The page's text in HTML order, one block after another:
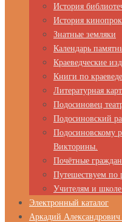
История
История
Знатные земляки
Календарь
Краеведческие
Книги по
Литературная
Подосиновец
Подосиновский
Подосиновскому
Викторины.
Почётные
Путешествуем по
Учителям и школе
Электронный каталог
Аркадий